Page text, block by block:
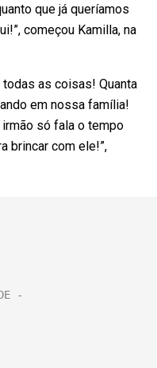
que já queríamos
começou Kamilla, na
as coisas! Quanta
em nossa família!
só fala o tempo
brincar com ele!”,